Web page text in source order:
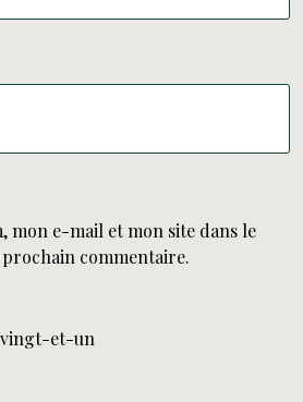
mon e-mail et mon site dans le
commentaire.
vingt-et-un